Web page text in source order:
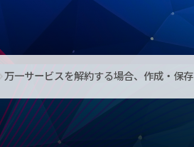
万一サービスを解約する場合、作成・保